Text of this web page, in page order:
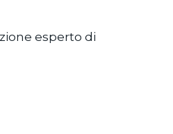
esperto di